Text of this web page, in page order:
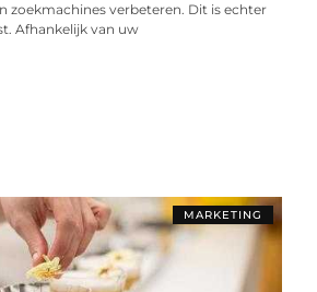
zoekmachines verbeteren. Dit is echter
Afhankelijk van uw
MARKETING